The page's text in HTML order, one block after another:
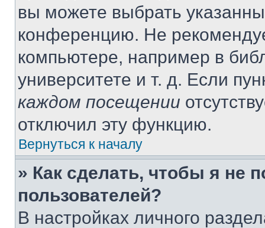
вы можете выбрать
конференцию. Не
компьютере, например в
университете и т. д. Если
каждом посещении
отключил эту функцию.
Вернуться к началу
» Как сделать, чтобы я не
пользователей?
В настройках личного